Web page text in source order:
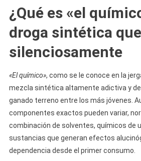
¿Qué es «el
droga sintética
silenciosamente
«El químico», como se le conoce en la
mezcla sintética altamente adictiva y
ganado terreno entre los más jóvenes.
componentes exactos pueden variar,
combinación de solventes, químicos de
sustancias que generan efectos
dependencia desde el primer consumo.